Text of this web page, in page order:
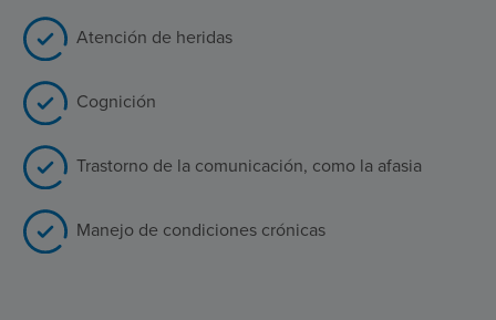
Atención de heridas
Cognición
Trastorno de la comunicación, como la afasia
Manejo de condiciones crónicas